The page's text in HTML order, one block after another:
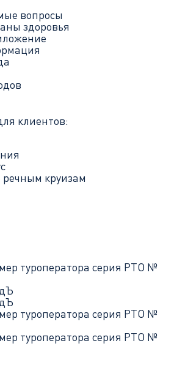
вопросы
здоровья
клиентов:
речным круизам
туроператора серия РТО №
туроператора серия РТО №
туроператора серия РТО №